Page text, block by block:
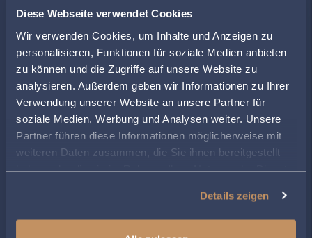
Diese Webseite verwendet Cookies
Wir verwenden Cookies, um Inhalte und Anzeigen zu
personalisieren, Funktionen für soziale Medien anbieten
zu können und die Zugriffe auf unsere Website zu
analysieren. Außerdem geben wir Informationen zu Ihrer
Verwendung unserer Website an unsere Partner für
soziale Medien, Werbung und Analysen weiter. Unsere
Partner führen diese Informationen möglicherweise mit
weiteren Daten zusammen, die Sie ihnen bereitgestellt
haben oder die sie im Rahmen Ihrer Nutzung der Dienste
Details zeigen
Westerwaldstraße 24 | 35708 Haiger
info@voss-haiger.de
+49277392000
www.gvh-haiger.de/pages/mitglieder-von-
a-z/rechtsanwalts-und-notarkanzlei-voss-
partner-gbr.php
ZUR ÜBERSICHT